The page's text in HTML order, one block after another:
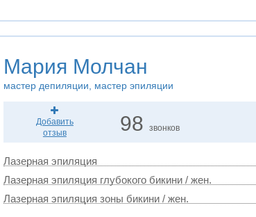
Мария Молчан
мастер депиляции, мастер эпиляции
Добавить
отзыв
98 звонков
Лазерная эпиляция
Лазерная эпиляция глубокого бикини / жен.
Лазерная эпиляция зоны бикини / жен.